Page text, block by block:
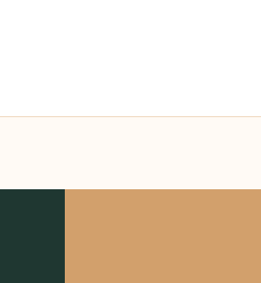
Bu ürüne ilk yorumu siz